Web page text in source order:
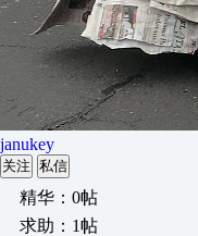
janukey
关注 私信
精华：0帖
求助：1帖